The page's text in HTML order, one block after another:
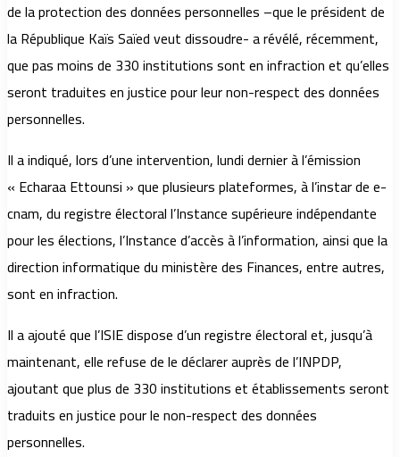
de la protection des données personnelles –que le président de
la République Kaïs Saïed veut dissoudre- a révélé, récemment,
que pas moins de 330 institutions sont en infraction et qu’elles
seront traduites en justice pour leur non-respect des données
personnelles.
Il a indiqué, lors d’une intervention, lundi dernier à l’émission
« Echaraa Ettounsi » que plusieurs plateformes, à l’instar de e-
cnam, du registre électoral l’Instance supérieure indépendante
pour les élections, l’Instance d’accès à l’information, ainsi que la
direction informatique du ministère des Finances, entre autres,
sont en infraction.
Il a ajouté que l’ISIE dispose d’un registre électoral et, jusqu’à
maintenant, elle refuse de le déclarer auprès de l’INPDP,
ajoutant que plus de 330 institutions et établissements seront
traduits en justice pour le non-respect des données
personnelles.